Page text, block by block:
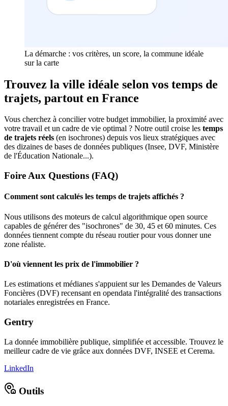
La démarche : vos critères, un score, la commune idéale
sur la carte
Trouvez la ville idéale selon vos temps de
trajets, partout en France
Vous cherchez à concilier votre budget immobilier, la proximité avec
votre travail et un cadre de vie optimal ? Notre outil croise les temps
de trajets réels (en isochrones) depuis vos lieux stratégiques avec
des dizaines de bases de données publiques (Insee, DVF, Ministère
de l'Éducation Nationale...).
Foire Aux Questions (FAQ)
Comment sont calculés les temps de trajets affichés ?
Nous utilisons des moteurs de calcul algorithmique open source
capables de générer des "isochrones" de 30, 45 et 60 minutes. Ces
données tiennent compte du réseau routier pour vous donner une
zone réaliste.
D'où viennent les prix de l'immobilier ?
Les estimations et médianes s'appuient sur les Demandes de Valeurs
Foncières (DVF) recensant en opendata l'intégralité des transactions
notariales enregistrées en France.
Gentry
La donnée immobilière publique, simplifiée et accessible. Trouvez le
meilleur cadre de vie grâce aux données DVF, INSEE et Cerema.
LinkedIn
Outils